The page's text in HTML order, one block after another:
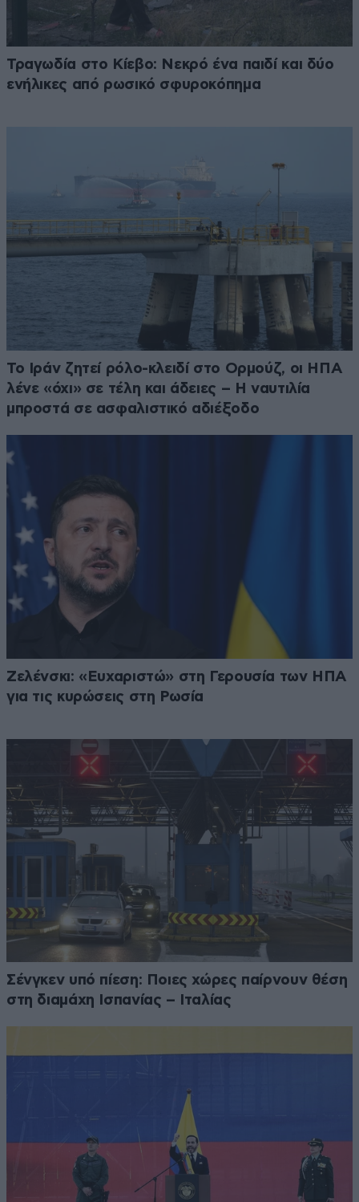
Τραγωδία στο Κίεβο: Νεκρό ένα παιδί και δύο
ενήλικες από ρωσικό σφυροκόπημα
Το Ιράν ζητεί ρόλο-κλειδί στο Ορμούζ, οι ΗΠΑ
λένε «όχι» σε τέλη και άδειες – Η ναυτιλία
μπροστά σε ασφαλιστικό αδιέξοδο
Ζελένσκι: «Ευχαριστώ» στη Γερουσία των ΗΠΑ
για τις κυρώσεις στη Ρωσία
Σένγκεν υπό πίεση: Ποιες χώρες παίρνουν θέση
στη διαμάχη Ισπανίας – Ιταλίας